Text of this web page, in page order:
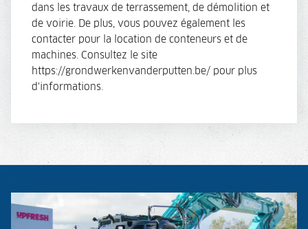
dans les travaux de terrassement, de démolition et
de voirie. De plus, vous pouvez également les
contacter pour la location de conteneurs et de
machines. Consultez le site
https://grondwerkenvanderputten.be/ pour plus
d'informations.